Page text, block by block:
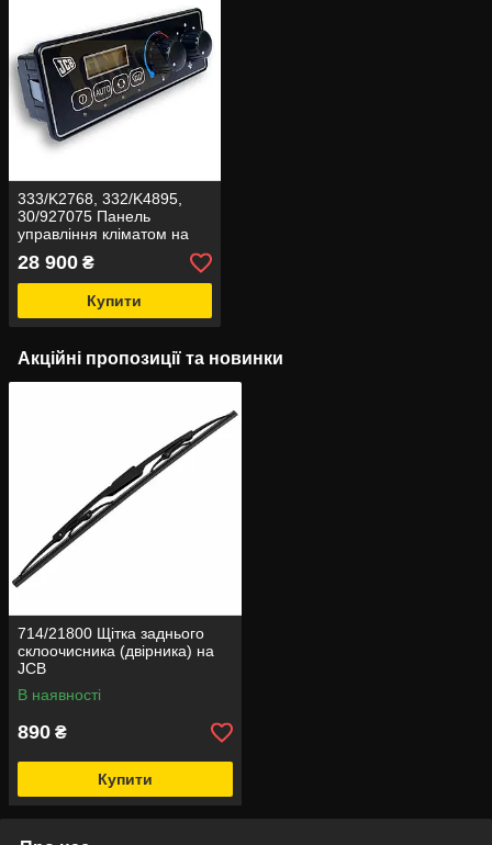
333/K2768, 332/K4895,
30/927075 Панель
управління кліматом на
JCB
28 900 ₴
Купити
Акційні пропозиції та новинки
714/21800 Щітка заднього
склоочисника (двірника) на
JCB
В наявності
890 ₴
Купити